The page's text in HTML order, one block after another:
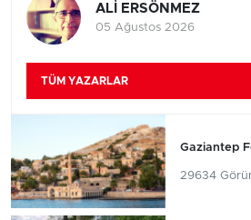
ALİ ERSÖNMEZ
05 Ağustos 2026
TÜM YAZARLAR
Gaziantep
29634